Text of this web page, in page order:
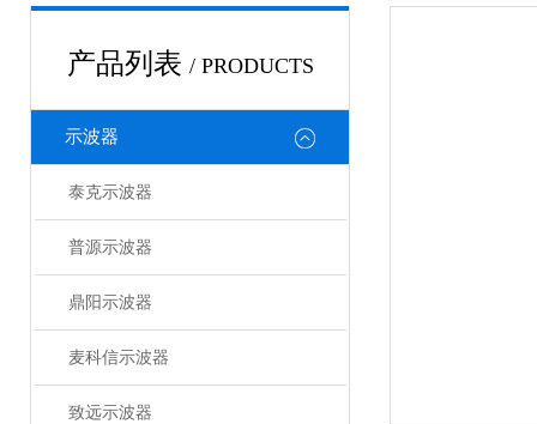
产品列表 / PRODUCTS
示波器
泰克示波器
普源示波器
鼎阳示波器
麦科信示波器
致远示波器